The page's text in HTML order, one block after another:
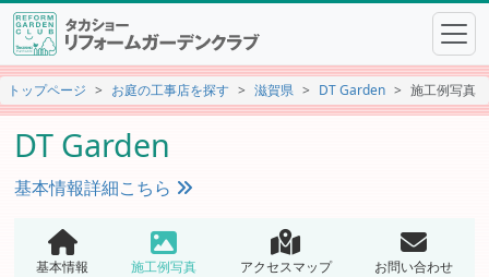
トップページ お庭の工事店を探す 滋賀県 DT Garden 施工例写真
DT Garden
基本情報詳細こちら
基本情報 施工例写真 アクセスマップ お問い合わせ